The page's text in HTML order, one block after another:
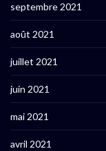
septembre 2021
août 2021
juillet 2021
juin 2021
mai 2021
avril 2021